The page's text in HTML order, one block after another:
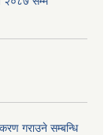
गराउने सम्बन्धि